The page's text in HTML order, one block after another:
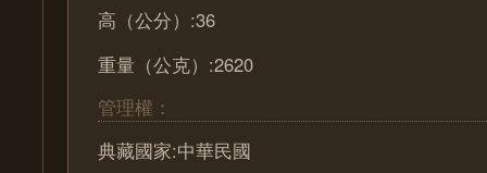
高（公分）:36
重量（公克）:2620
管理權：
典藏國家:中華民國